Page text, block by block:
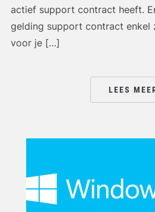
actief support contract heeft.
gelding support contract enkel
voor je […]
LEES